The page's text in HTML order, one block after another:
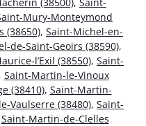
Mury-Monteymond
(38650), Saint-Michel-en-
de-Saint-Geoirs (38590),
l’Exil (38550), Saint-
Saint-Martin-le-Vinoux
(38410), Saint-Martin-
Vaulserre (38480), Saint-
Saint-Martin-de-Clelles